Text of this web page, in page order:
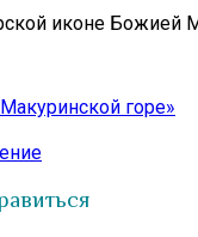
иконе Божией
горе»